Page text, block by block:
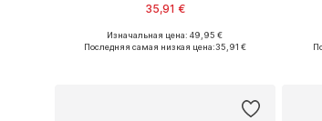
35,91 €
Доступные размеры: One Size
Изначальная цена: 49,95 €
Последняя самая низкая цена:35,91 €